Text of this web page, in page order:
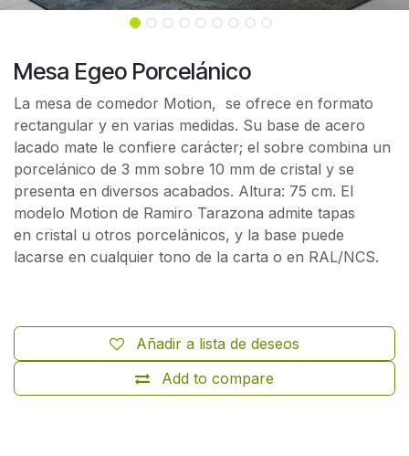
Mesa Egeo Porcelánico
La mesa de comedor Motion, se ofrece en formato
rectangular y en varias medidas. Su base de acero
lacado mate le confiere carácter; el sobre combina un
porcelánico de 3 mm sobre 10 mm de cristal y se
presenta en diversos acabados. Altura: 75 cm. El
modelo Motion de Ramiro Tarazona admite tapas
en cristal u otros porcelánicos, y la base puede
lacarse en cualquier tono de la carta o en RAL/NCS.
Add to compare
Añadir a lista de deseos